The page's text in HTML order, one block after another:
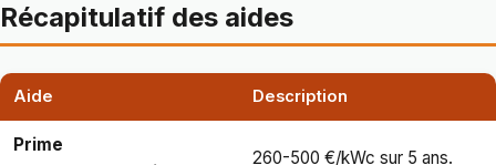
Récapitulatif des aides
Aide Description
Prime
260-500 €/kWc sur 5 ans.